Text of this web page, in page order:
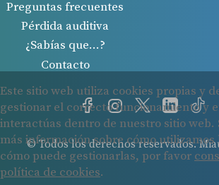
© Todos los derechos reservados.
Preguntas frecuentes
Pérdida auditiva
¿Sabías que…?
Contacto